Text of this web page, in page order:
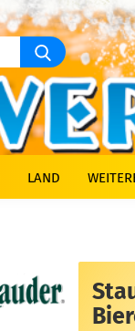
Suche...
LAND